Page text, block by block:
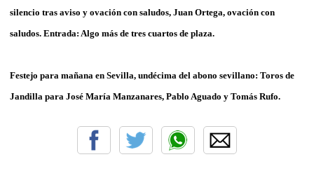
silencio tras aviso y ovación con saludos, Juan Ortega, ovación con
saludos. Entrada: Algo más de tres cuartos de plaza.
Festejo para mañana en Sevilla, undécima del abono sevillano: Toros de
Jandilla para José María Manzanares, Pablo Aguado y Tomás Rufo.